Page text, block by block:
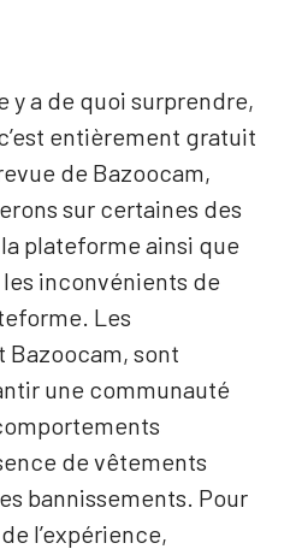
y a de quoi surprendre,
entièrement gratuit
de Bazoocam,
sur certaines des
plateforme ainsi que
inconvénients de
Les
sont
une communauté
de vêtements
bannissements. Pour
l’expérience,